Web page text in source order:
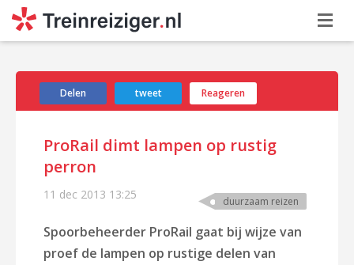
Delen tweet Reageren
ProRail dimt lampen op rustig
perron
11 dec 2013 13:25 duurzaam reizen
Spoorbeheerder ProRail gaat bij wijze van
proef de lampen op rustige delen van